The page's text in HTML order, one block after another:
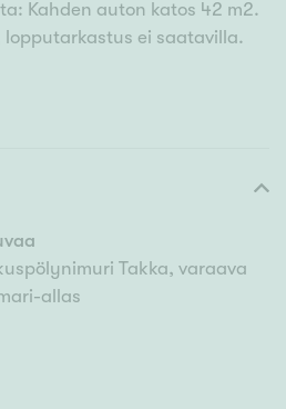
Kahden auton katos 42 m2.
lopputarkastus ei saatavilla.
Takka, varaava
allas